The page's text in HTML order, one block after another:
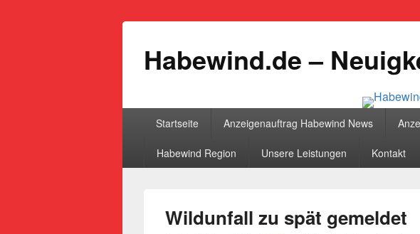
Habewind.de –
Startseite Anzeigenauftrag Habewind News
Habewind Region Unsere Leistungen Kontakt
Wildunfall zu spät gemeldet